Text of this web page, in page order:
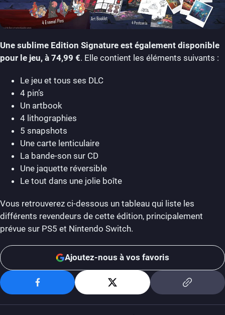
Une sublime Edition Signature est également disponible
pour le jeu, à 74,99 €. Elle contient les éléments suivants :
Le jeu et tous ses DLC
4 pin’s
Un artbook
4 lithographies
5 snapshots
Une carte lenticulaire
La bande-son sur CD
Une jaquette réversible
Le tout dans une jolie boîte
Vous retrouverez ci-dessous un tableau qui liste les
différents revendeurs de cette édition, principalement
prévue sur PS5 et Nintendo Switch.
Ajoutez-nous à vos favoris